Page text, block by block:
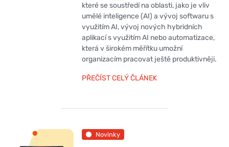
které se soustředí na oblasti, jako je vliv
umělé inteligence (AI) a vývoj softwaru s
využitím AI, vývoj nových hybridních
aplikací s využitím AI nebo automatizace,
která v širokém měřítku umožní
organizacím pracovat ještě produktivněji.
PŘEČÍST CELÝ ČLÁNEK
Novinky